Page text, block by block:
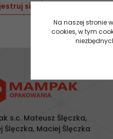
się
s.c. Mateusz Ślęczka,
Ślęczka, Maciej Ślęczka
Na naszej stronie
cookies, w tym